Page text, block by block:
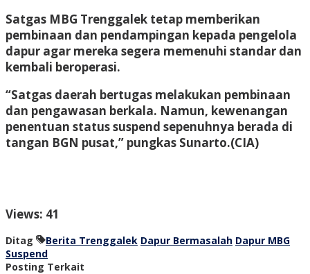
Satgas MBG Trenggalek tetap memberikan
pembinaan dan pendampingan kepada pengelola
dapur agar mereka segera memenuhi standar dan
kembali beroperasi.
“Satgas daerah bertugas melakukan pembinaan
dan pengawasan berkala. Namun, kewenangan
penentuan status suspend sepenuhnya berada di
tangan BGN pusat,” pungkas Sunarto.(CIA)
Views: 41
Ditag Berita Trenggalek Dapur Bermasalah Dapur MBG
Suspend
Posting Terkait